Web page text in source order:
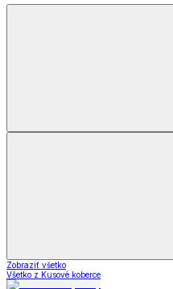
Zobraziť všetko
Všetko z Kusové koberce